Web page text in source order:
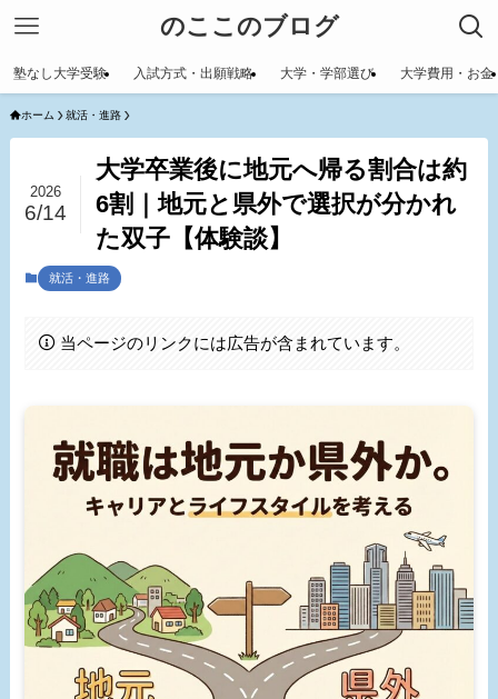
のここのブログ
塾なし大学受験 入試方式・出願戦略 大学・学部選び 大学費用・お金
ホーム 就活・進路
大学卒業後に地元へ帰る割合は約
6割｜地元と県外で選択が分かれ
た双子【体験談】
2026
6/14
就活・進路
当ページのリンクには広告が含まれています。